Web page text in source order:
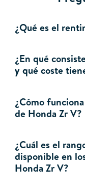
¿Qué es el
¿En qué
y qué coste
¿Cómo
de Honda Zr V?
¿Cuál es el
disponible en
Honda Zr V?